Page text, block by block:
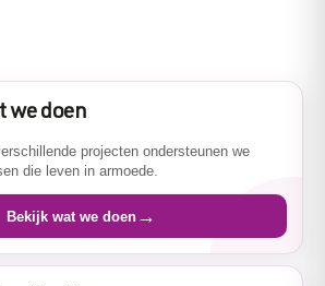
we doen
projecten ondersteunen we
die leven in armoede.
Bekijk wat we doen→